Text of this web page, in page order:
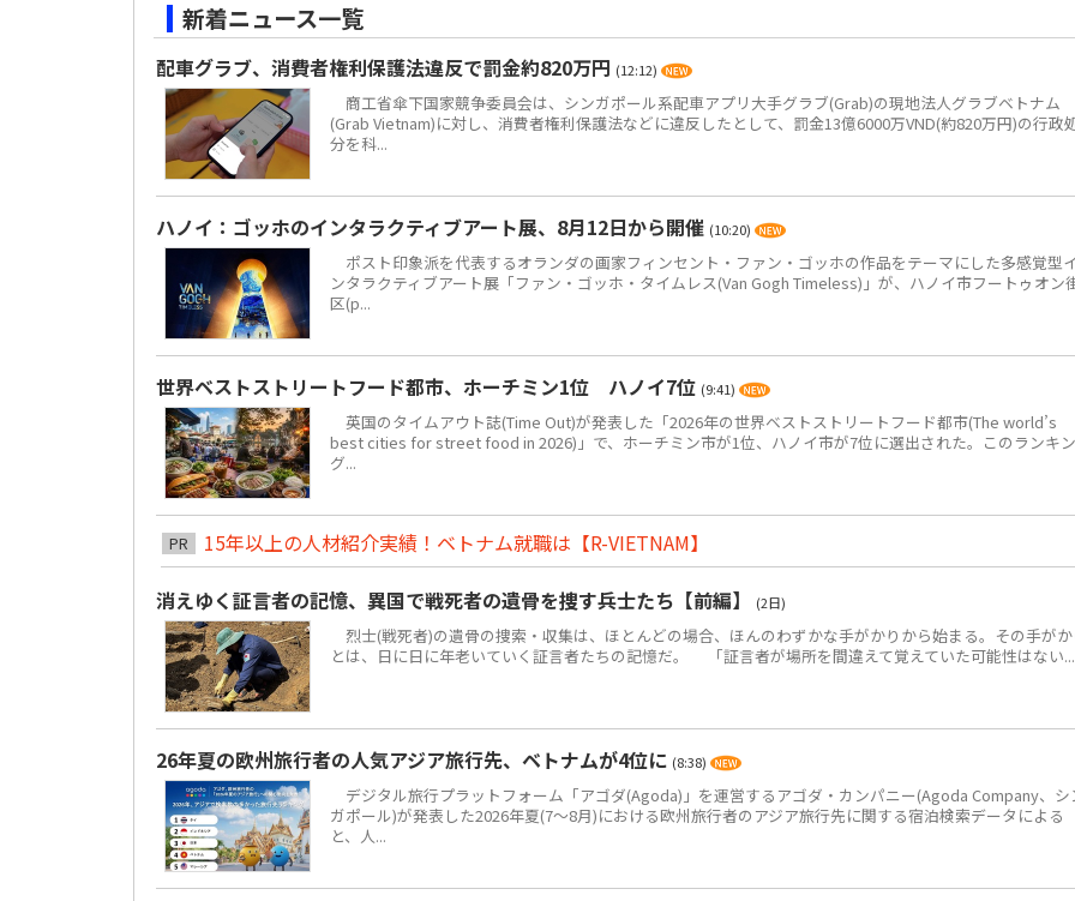
新着ニュース一覧
配車グラブ、消費者権利保護法違反で罰金約820万円 (12:12)
商工省傘下国家競争委員会は、シンガポール系配車アプリ大手グラブ(Grab)の現地法人グラブベトナム
(Grab Vietnam)に対し、消費者権利保護法などに違反したとして、罰金13億6000万VND(約820万円)の行政
分を科...
ハノイ：ゴッホのインタラクティブアート展、8月12日から開催 (10:20)
ポスト印象派を代表するオランダの画家フィンセント・ファン・ゴッホの作品をテーマにした多感覚型イ
ンタラクティブアート展「ファン・ゴッホ・タイムレス(Van Gogh Timeless)」が、ハノイ市フートゥオン
区(p...
世界ベストストリートフード都市、ホーチミン1位 ハノイ7位 (9:41)
英国のタイムアウト誌(Time Out)が発表した「2026年の世界ベストストリートフード都市(The world’s
best cities for street food in 2026)」で、ホーチミン市が1位、ハノイ市が7位に選出された。このランキン
グ...
PR
15年以上の人材紹介実績！ベトナム就職は【R-VIETNAM】
消えゆく証言者の記憶、異国で戦死者の遺骨を捜す兵士たち【前編】
(2日)
烈士(戦死者)の遺骨の捜索・収集は、ほとんどの場合、ほんのわずかな手がかりから始まる。その手がか
とは、日に日に年老いていく証言者たちの記憶だ。 「証言者が場所を間違えて覚えていた可能性はない...
26年夏の欧州旅行者の人気アジア旅行先、ベトナムが4位に (8:38)
デジタル旅行プラットフォーム「アゴダ(Agoda)」を運営するアゴダ・カンパニー(Agoda Company、シ
ガポール)が発表した2026年夏(7～8月)における欧州旅行者のアジア旅行先に関する宿泊検索データによる
と、人...